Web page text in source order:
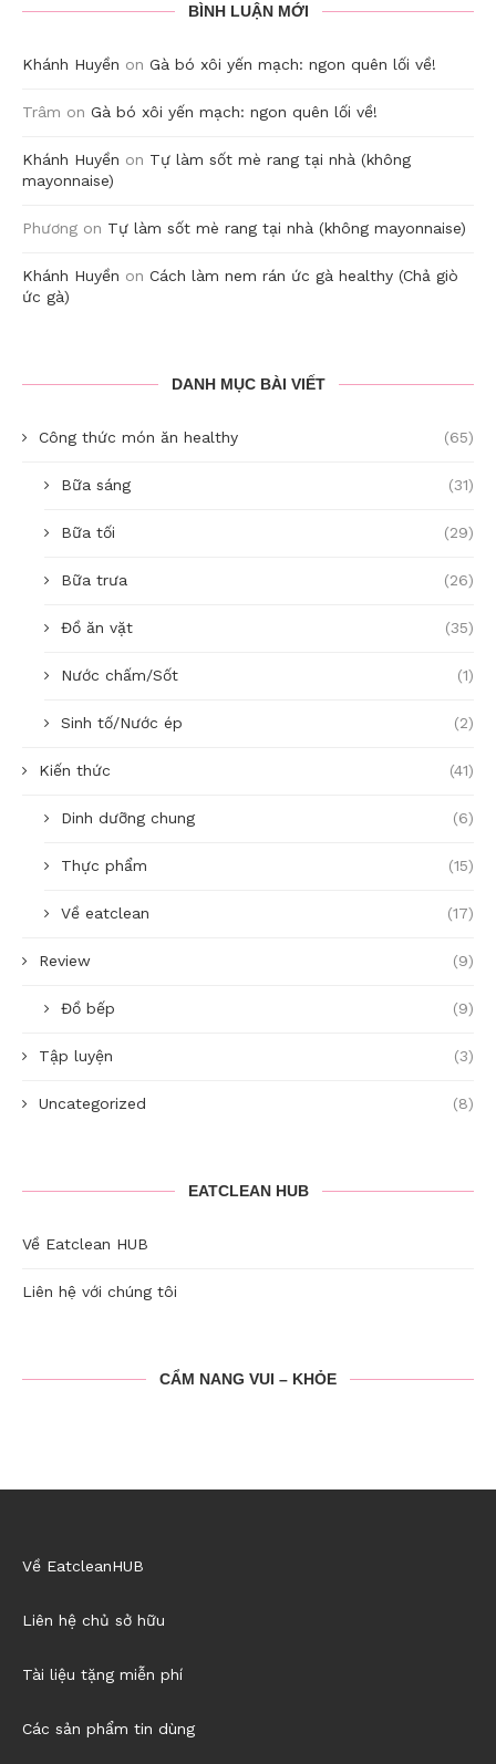
BÌNH LUẬN MỚI
Khánh Huyền on Gà bó xôi yến mạch: ngon quên lối về!
Trâm on Gà bó xôi yến mạch: ngon quên lối về!
Khánh Huyền on Tự làm sốt mè rang tại nhà (không
mayonnaise)
Phương on Tự làm sốt mè rang tại nhà (không mayonnaise)
Khánh Huyền on Cách làm nem rán ức gà healthy (Chả giò
ức gà)
DANH MỤC BÀI VIẾT
Công thức món ăn healthy (65)
Bữa sáng (31)
Bữa tối (29)
Bữa trưa (26)
Đồ ăn vặt (35)
Nước chấm/Sốt (1)
Sinh tố/Nước ép (2)
Kiến thức (41)
Dinh dưỡng chung (6)
Thực phẩm (15)
Về eatclean (17)
Review (9)
Đồ bếp (9)
Tập luyện (3)
Uncategorized (8)
EATCLEAN HUB
Về Eatclean HUB
Liên hệ với chúng tôi
CẨM NANG VUI – KHỎE
Về EatcleanHUB
Liên hệ chủ sở hữu
Tài liệu tặng miễn phí
Các sản phẩm tin dùng